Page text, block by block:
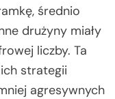
średnio
drużyny miały
liczby. Ta
strategii
agresywnych